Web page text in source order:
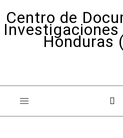
Centro de
Honduras